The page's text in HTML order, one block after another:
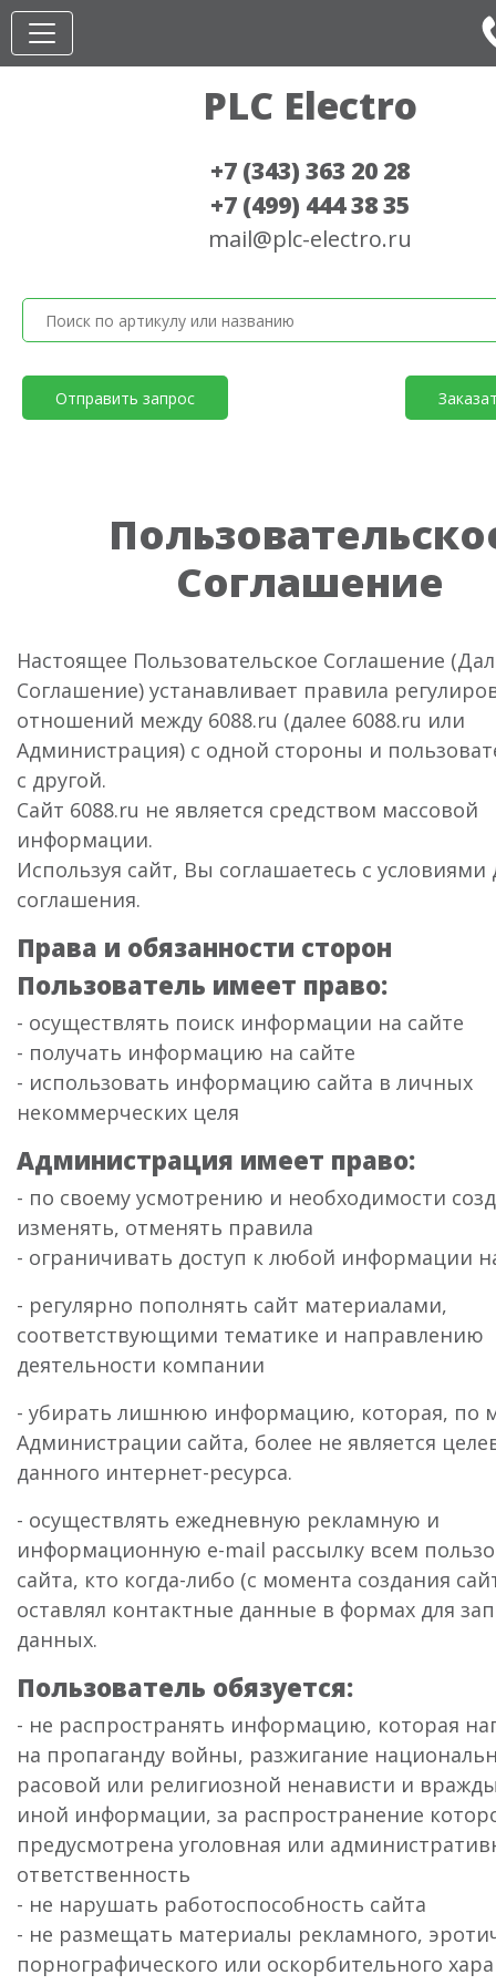
PLC Electro
+7 (343) 363 20 28
+7 (499) 444 38 35
mail@plc-electro.ru
Отправить запрос
Соглашение
Настоящее Пользовательское Соглашение
Соглашение) устанавливает правила
отношений между 6088.ru (далее 6088.ru или
Администрация) с одной стороны и
с другой.
Сайт 6088.ru не является средством массовой
информации.
Используя сайт, Вы соглашаетесь с условиями
соглашения.
Права и обязанности сторон
Пользователь имеет право:
- осуществлять поиск информации на сайте
- получать информацию на сайте
- использовать информацию сайта в личных
некоммерческих целя
Администрация имеет право:
- по своему усмотрению и необходимости
изменять, отменять правила
- ограничивать доступ к любой информации
- регулярно пополнять сайт материалами,
соответствующими тематике и направлению
деятельности компании
- убирать лишнюю информацию, которая, по
Администрации сайта, более не является
данного интернет-ресурса.
- осуществлять ежедневную рекламную и
информационную e-mail рассылку всем
сайта, кто когда-либо (с момента создания
оставлял контактные данные в формах для
данных.
Пользователь обязуется:
- не распространять информацию, которая
на пропаганду войны, разжигание
расовой или религиозной ненависти и
иной информации, за распространение
предусмотрена уголовная или
ответственность
- не нарушать работоспособность сайта
- не размещать материалы рекламного,
порнографического или оскорбительного